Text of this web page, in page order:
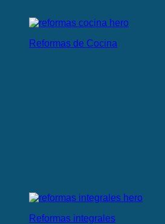
Reformas de Cocina
Reformas integrales